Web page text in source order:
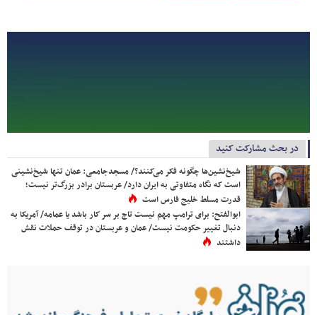
در بحث مشارکت کنید
شیخ‌نشین‌ها چگونه فکر می‌کنند؟/ مسجدجامعی: عمان تنها شیخ‌نشینی
است که نگاه متفاوتی به ایران دارد/ عربستان برادر بزرگ‌تر نیست؛
قدرت مسلط خلیج فارس است
ابوالفتح: برای ترامپ مهم نیست تاج بر سر کار باشد یا عمامه/ آمریکا به
دنبال تغییر حکومت نیست/ عمان و عربستان در توقف حملات نقش
داشتند